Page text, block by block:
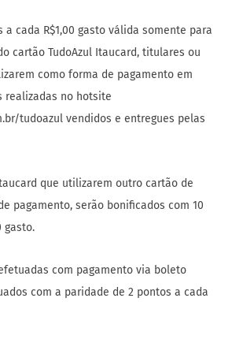
a cada R$1,00 gasto válida somente para
cartão TudoAzul Itaucard, titulares ou
como forma de pagamento em
realizadas no hotsite
tudoazul vendidos e entregues pelas
que utilizarem outro cartão de
pagamento, serão bonificados com 10
gasto.
com pagamento via boleto
com a paridade de 2 pontos a cada